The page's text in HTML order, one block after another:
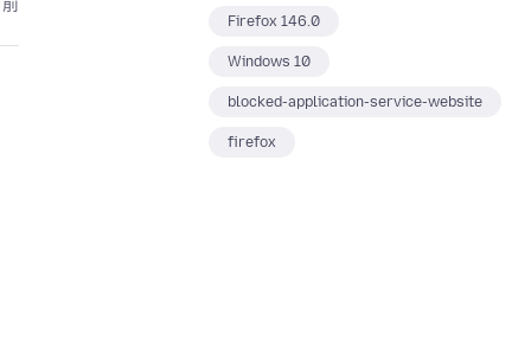
Firefox 146.0
Windows 10
blocked-application-service-website
firefox